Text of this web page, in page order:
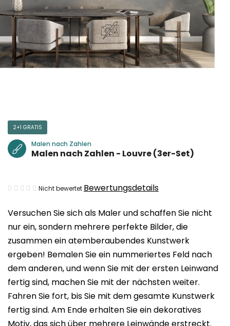
Versuchen Sie sich als Maler und schaffen Sie nicht
nur ein, sondern mehrere perfekte Bilder, die
zusammen ein atemberaubendes Kunstwerk
ergeben! Bemalen Sie ein nummeriertes Feld nach
dem anderen, und wenn Sie mit der ersten Leinwand
fertig sind, machen Sie mit der nächsten weiter.
Fahren Sie fort, bis Sie mit dem gesamte Kunstwerk
fertig sind. Am Ende erhalten Sie ein dekoratives
2+1 GRATIS
Malen nach Zahlen
Malen nach Zahlen - Louvre (3er-Set)
Die
Produktbewertung
ist
0,0
von
5
Sternen.
Nicht bewertet Bewertungsdetails